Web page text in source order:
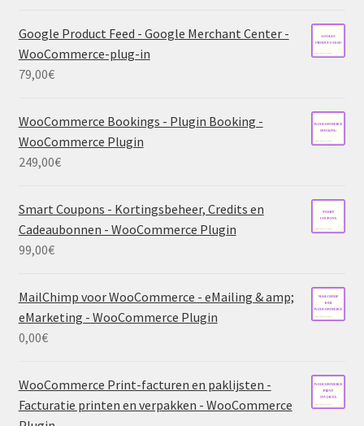
Google Product Feed - Google Merchant Center -
WooCommerce-plug-in
79,00€
WooCommerce Bookings - Plugin Booking -
WooCommerce Plugin
249,00€
Smart Coupons - Kortingsbeheer, Credits en
Cadeaubonnen - WooCommerce Plugin
99,00€
MailChimp voor WooCommerce - eMailing & amp;
eMarketing - WooCommerce Plugin
0,00€
WooCommerce Print-facturen en paklijsten -
Facturatie printen en verpakken - WooCommerce